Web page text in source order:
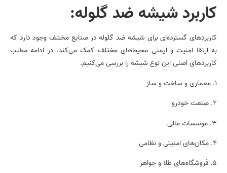
کاربرد شیشه ضد گلوله:
کاربردهای گسترده‌ای برای شیشه­ ضد گلوله در صنایع مختلف وجود دارد که
به ارتقا امنیت و ایمنی محیط‌های مختلف کمک می‌کند. در ادامه مطلب
کاربردهای اصلی این نوع شیشه را بررسی می‌کنیم.
1. معماری و ساخت و ساز
2. صنعت خودرو
3. موسسات مالی
4. مکان‌های امنیتی و نظامی
5. فروشگاه‌های طلا و جواهر